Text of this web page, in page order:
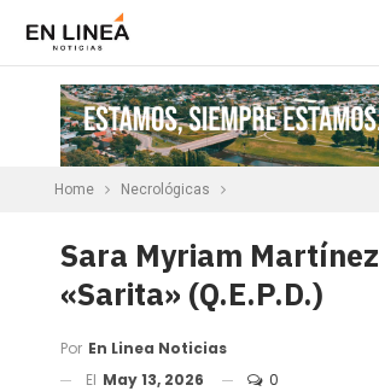
Home Necrológicas
Sara Myriam Martínez
«Sarita» (Q.E.P.D.)
Por En Linea Noticias
El May 13, 2026 0